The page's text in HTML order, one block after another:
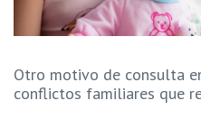
Otro motivo de consulta
conflictos familiares que